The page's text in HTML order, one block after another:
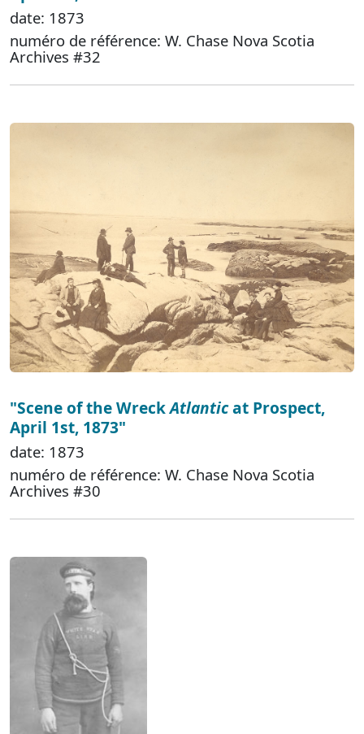
date: 1873
numéro de référence: W. Chase Nova Scotia
Archives #32
"Scene of the WreckAtlanticat Prospect,
April 1st, 1873"
date: 1873
numéro de référence: W. Chase Nova Scotia
Archives #30